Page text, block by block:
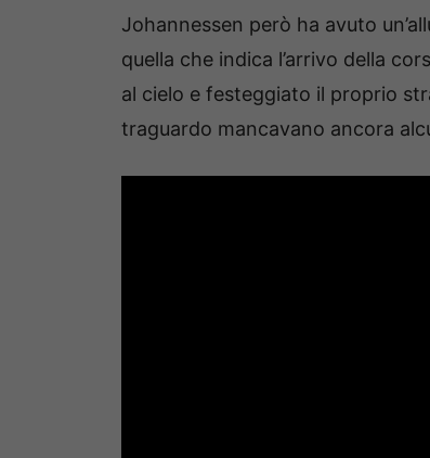
Johannessen però ha avuto
quella che indica l’arrivo della
al cielo e festeggiato il proprio
traguardo mancavano ancora